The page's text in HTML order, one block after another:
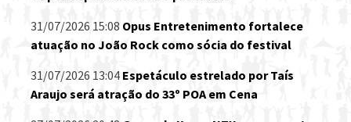
31/07/2026 15:08 Opus Entretenimento fortalece
atuação no João Rock como sócia do festival
31/07/2026 13:04 Espetáculo estrelado por Taís
Araujo será atração do 33º POA em Cena